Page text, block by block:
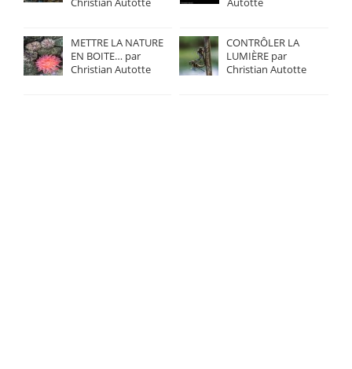
METTRE LA NATURE
EN BOITE… par
Christian Autotte
CONTRÔLER LA
LUMIÈRE par
Christian Autotte